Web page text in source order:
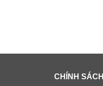
CHÍNH SÁCH